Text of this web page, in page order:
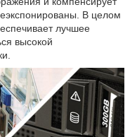
В целом
лучшее
высокой